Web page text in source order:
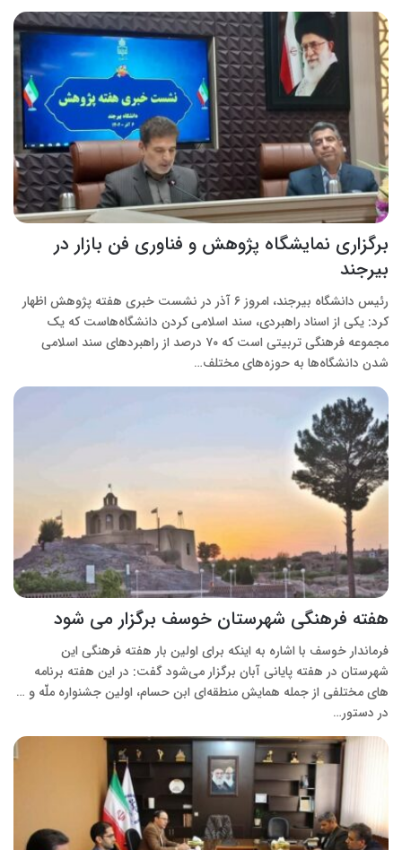
برگزاری نمایشگاه پژوهش و فناوری فن بازار در
بیرجند
رئیس دانشگاه بیرجند، امروز ۶ آذر در نشست خبری هفته پژوهش اظهار
کرد: یکی از اسناد راهبردی، سند اسلامی کردن دانشگاه‌هاست که یک
مجموعه فرهنگی تربیتی است که ۷۰ درصد از راهبردهای سند اسلامی
شدن دانشگاه‌ها به حوزه‌های مختلف…
هفته فرهنگی شهرستان خوسف برگزار می شود
فرماندار خوسف با اشاره به اینکه برای اولین بار هفته فرهنگی این
شهرستان در هفته پایانی آبان برگزار می‌شود گفت: در این هفته برنامه
های مختلفی از جمله همایش منطقه‌ای ابن حسام، اولین جشنواره ملّه و …
در دستور…